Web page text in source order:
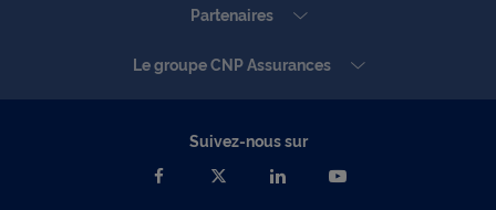
Partenaires
Le groupe CNP Assurances
Suivez-nous sur